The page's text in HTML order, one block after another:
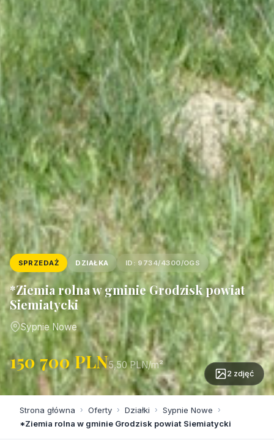
SPRZEDAŻ DZIAŁKA ID: 9734/4300/OGS
*Ziemia rolna w gminie Grodzisk powiat
Siemiatycki
Sypnie Nowe
150 700 PLN5,50 PLN/m²
2 zdjęć
Strona główna › Oferty › Działki › Sypnie Nowe ›
*Ziemia rolna w gminie Grodzisk powiat Siemiatycki